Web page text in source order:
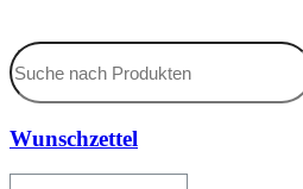
Wunschzettel